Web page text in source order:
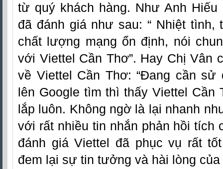
từ quý khách hàng. Như Anh
đã đánh giá như sau: “ Nhiệt tình,
chất lượng mạng ổn định, nói
với Viettel Cần Thơ”. Hay Chị Vân
về Viettel Cần Thơ: “Đang cần sử
lên Google tìm thì thấy Viettel Cần
lắp luôn. Không ngờ là lại nhanh
với rất nhiều tin nhắn phản hồi tích
đánh giá Viettel đã phục vụ rất
đem lại sự tin tưởng và hài lòng của